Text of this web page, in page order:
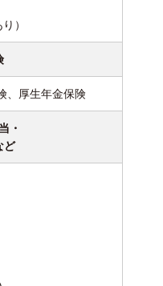
）
、厚生年金保険
・
ど